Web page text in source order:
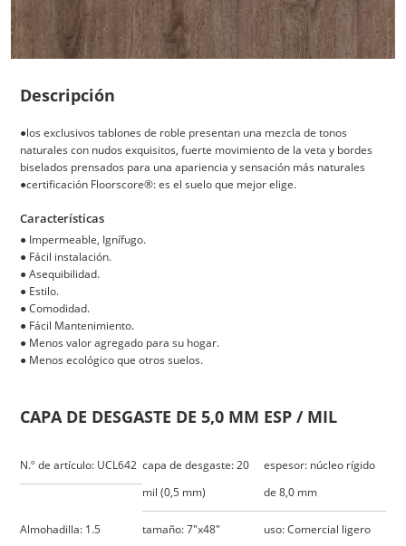
Descripción
●los exclusivos tablones de roble presentan una mezcla de tonos
naturales con nudos exquisitos, fuerte movimiento de la veta y bordes
biselados prensados para una apariencia y sensación más naturales
●certificación Floorscore®: es el suelo que mejor elige.
Características
● Impermeable, Ignífugo.
● Fácil instalación.
●Asequibilidad.
● Estilo.
●Comodidad.
● Fácil Mantenimiento.
● Menos valor agregado para su hogar.
● Menos ecológico que otros suelos.
CAPA DE DESGASTE DE 5,0 MM ESP / MIL
N.º de artículo: UCL642 capa de desgaste: 20
mil (0,5 mm)
espesor: núcleo rígido
de 8,0 mm
Almohadilla: 1.5
tamaño: 7"x48"
uso: Comercial ligero